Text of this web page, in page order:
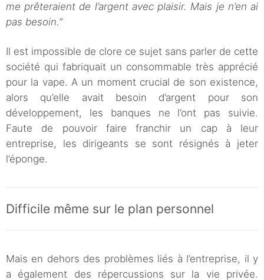
me prêteraient de l’argent avec plaisir. Mais je n’en ai
pas besoin.”
Il est impossible de clore ce sujet sans parler de cette
société qui fabriquait un consommable très apprécié
pour la vape. A un moment crucial de son existence,
alors qu’elle avait besoin d’argent pour son
développement, les banques ne l’ont pas suivie.
Faute de pouvoir faire franchir un cap à leur
entreprise, les dirigeants se sont résignés à jeter
l’éponge.
Difficile même sur le plan personnel
Mais en dehors des problèmes liés à l’entreprise, il y
a également des répercussions sur la vie privée.